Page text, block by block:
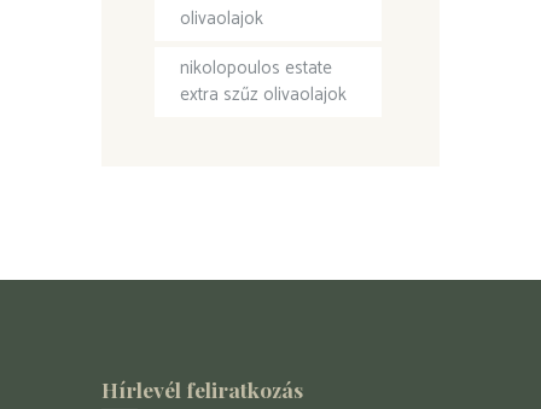
olivaolajok
nikolopoulos estate
extra szűz olivaolajok
Hírlevél feliratkozás